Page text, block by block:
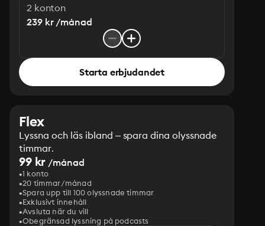
2 konton
239 kr /månad
Starta erbjudandet
Flex
Lyssna och läs ibland – spara dina olyssnade
timmar.
99 kr /månad
1 konto
20 timmar/månad
Spara upp till 100 olyssnade timmar
Exklusivt innehåll
Avsluta när du vill
Obegränsad lyssning på podcasts